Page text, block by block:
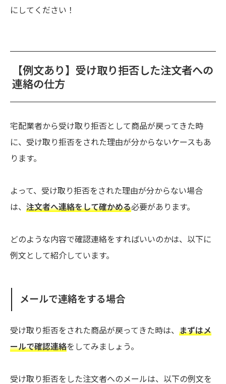
にしてください！
【例文あり】受け取り拒否した注文者への
連絡の仕方
宅配業者から受け取り拒否として商品が戻ってきた時
に、受け取り拒否をされた理由が分からないケースもあ
ります。
よって、受け取り拒否をされた理由が分からない場合
は、 注文者へ連絡をして確かめる必要があります。
どのような内容で確認連絡をすればいいのかは、以下に
例文として紹介しています。
メールで連絡をする場合
受け取り拒否をされた商品が戻ってきた時は、 まずはメ
ールで確認連絡をしてみましょう。
受け取り拒否をした注文者へのメールは、以下の例文を